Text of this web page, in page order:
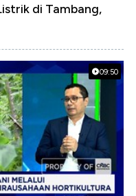
di Tambang,
09:50